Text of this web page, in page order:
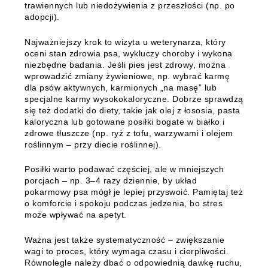
trawiennych lub niedożywienia z przeszłości (np. po
adopcji).
Najważniejszy krok to wizyta u weterynarza, który
oceni stan zdrowia psa, wykluczy choroby i wykona
niezbędne badania. Jeśli pies jest zdrowy, można
wprowadzić zmiany żywieniowe, np. wybrać karmę
dla psów aktywnych, karmionych „na masę” lub
specjalne karmy wysokokaloryczne. Dobrze sprawdzą
się też dodatki do diety, takie jak olej z łososia, pasta
kaloryczna lub gotowane posiłki bogate w białko i
zdrowe tłuszcze (np. ryż z tofu, warzywami i olejem
roślinnym – przy diecie roślinnej).
Posiłki warto podawać częściej, ale w mniejszych
porcjach – np. 3–4 razy dziennie, by układ
pokarmowy psa mógł je lepiej przyswoić. Pamiętaj też
o komforcie i spokoju podczas jedzenia, bo stres
może wpływać na apetyt.
Ważna jest także systematyczność – zwiększanie
wagi to proces, który wymaga czasu i cierpliwości.
Równolegle należy dbać o odpowiednią dawkę ruchu,